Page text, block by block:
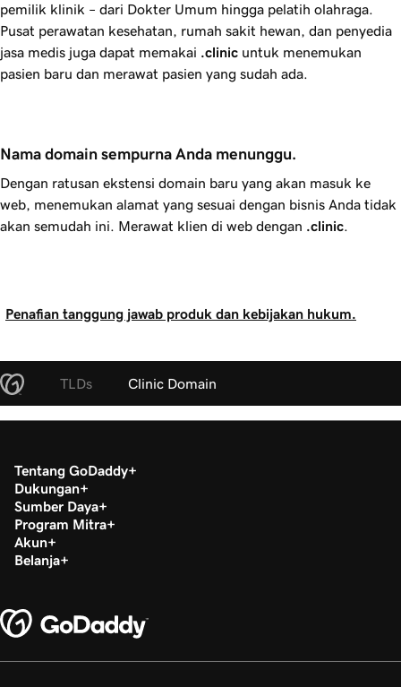
pemilik klinik – dari Dokter Umum hingga pelatih olahraga.
Pusat perawatan kesehatan, rumah sakit hewan, dan penyedia
jasa medis juga dapat memakai .clinic untuk menemukan
pasien baru dan merawat pasien yang sudah ada.
Nama domain sempurna Anda menunggu.
Dengan ratusan ekstensi domain baru yang akan masuk ke
web, menemukan alamat yang sesuai dengan bisnis Anda tidak
akan semudah ini. Merawat klien di web dengan .clinic
Penafian tanggung jawab produk dan kebijakan hukum.
TLDs Clinic Domain
Tentang GoDaddy
Dukungan
Sumber Daya
Program Mitra
Akun
Belanja